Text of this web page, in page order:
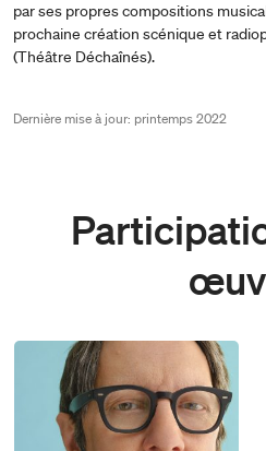
par ses propres compositions
prochaine création scénique et
(Théâtre Déchaînés).
Dernière mise à jour: printemps 2022